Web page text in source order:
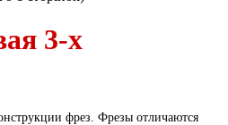
3-х
фрез. Фрезы отличаются